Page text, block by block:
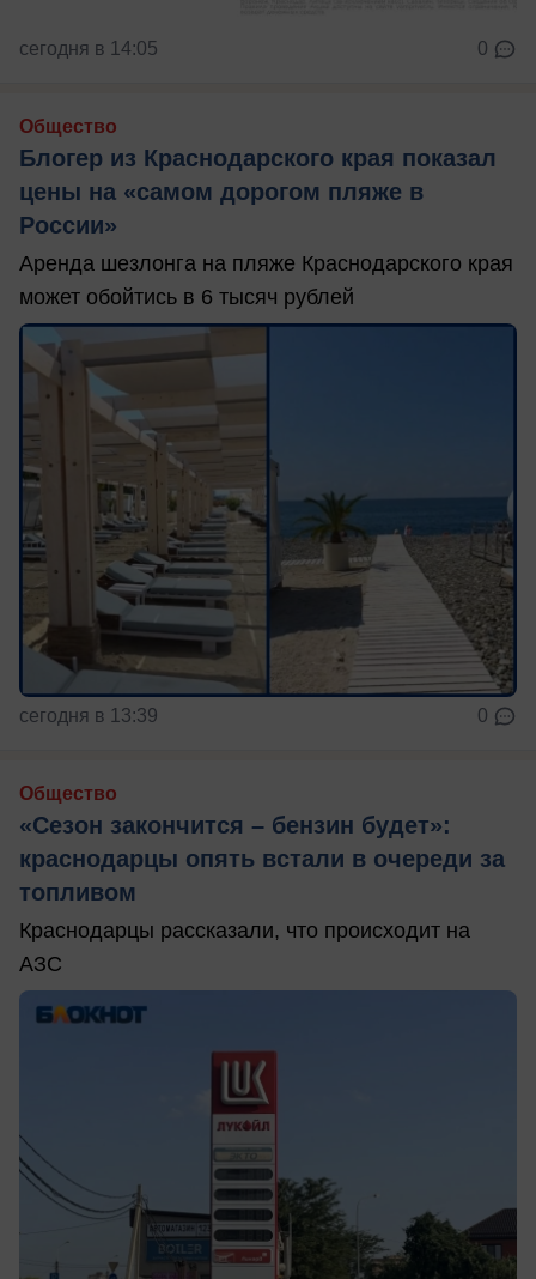
сегодня в 14:05 0
Общество
Блогер из Краснодарского края показал
цены на «самом дорогом пляже в
России»
Аренда шезлонга на пляже Краснодарского края
может обойтись в 6 тысяч рублей
сегодня в 13:39 0
Общество
«Сезон закончится – бензин будет»:
краснодарцы опять встали в очереди за
топливом
Краснодарцы рассказали, что происходит на
АЗС